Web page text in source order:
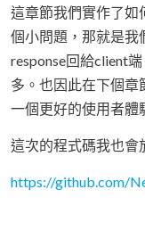
這章節我們實作了如
個小問題，那就是我
response回給client
多。也因此在下個章
一個更好的使用者體
這次的程式碼我也會
https://github.com/